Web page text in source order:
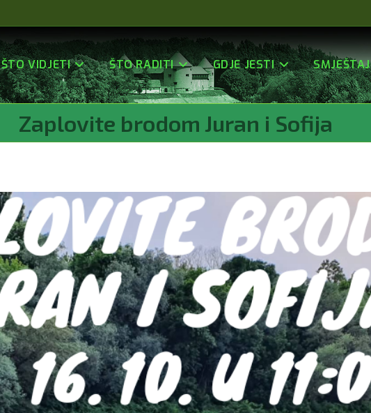
ŠTO VIDJETI ŠTO RADITI GDJE JESTI SMJEŠTAJ
Zaplovite brodom Juran i Sofija